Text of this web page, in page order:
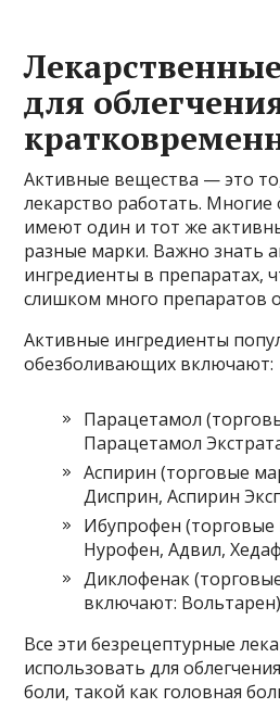
для
Активные вещества — это
лекарство работать.
имеют один и тот же
разные марки. Важно знать
ингредиенты в препаратах,
слишком много препаратов
Активные ингредиенты
обезболивающих включают:
Парацетамол
Парацетамол
Аспирин (торговые
Дисприн, Аспирин
Ибупрофен
Нурофен, Адвил,
Диклофенак
включают:
Все эти безрецептурные
использовать для
боли, такой как головная